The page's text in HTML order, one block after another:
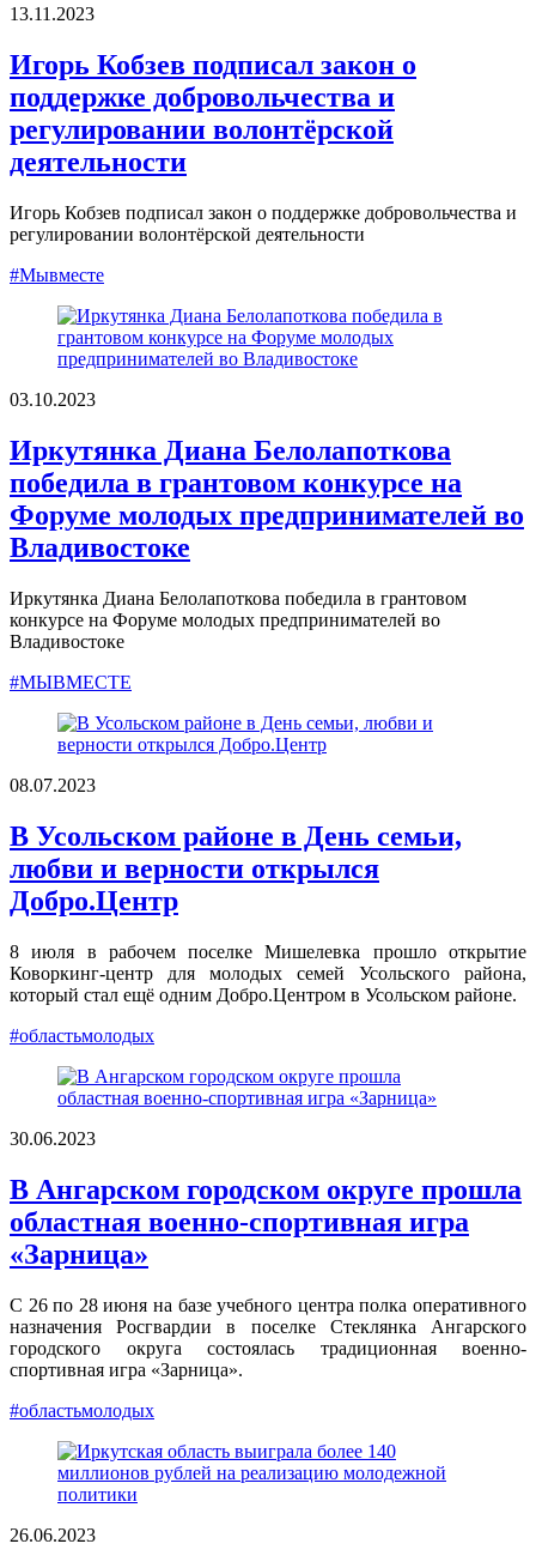
13.11.2023
Игорь Кобзев подписал закон о
поддержке добровольчества и
регулировании волонтёрской
деятельности
Игорь Кобзев подписал закон о поддержке добровольчества и
регулировании волонтёрской деятельности
#Мывместе
03.10.2023
Иркутянка Диана Белолапоткова
победила в грантовом конкурсе на
Форуме молодых предпринимателей во
Владивостоке
Иркутянка Диана Белолапоткова победила в грантовом
конкурсе на Форуме молодых предпринимателей во
Владивостоке
#МЫВМЕСТЕ
08.07.2023
В Усольском районе в День семьи,
любви и верности открылся
Добро.Центр
8 июля в рабочем поселке Мишелевка прошло открытие
Коворкинг-центр для молодых семей Усольского района,
который стал ещё одним Добро.Центром в Усольском районе.
#областьмолодых
30.06.2023
В Ангарском городском округе прошла
областная военно-спортивная игра
«Зарница»
С 26 по 28 июня на базе учебного центра полка оперативного
назначения Росгвардии в поселке Стеклянка Ангарского
городского округа состоялась традиционная военно-
спортивная игра «Зарница».
#областьмолодых
26.06.2023